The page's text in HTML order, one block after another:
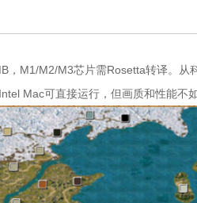
M1/M2/M3芯片需Rosetta转译。从
Mac可直接运行，但画质和性能不